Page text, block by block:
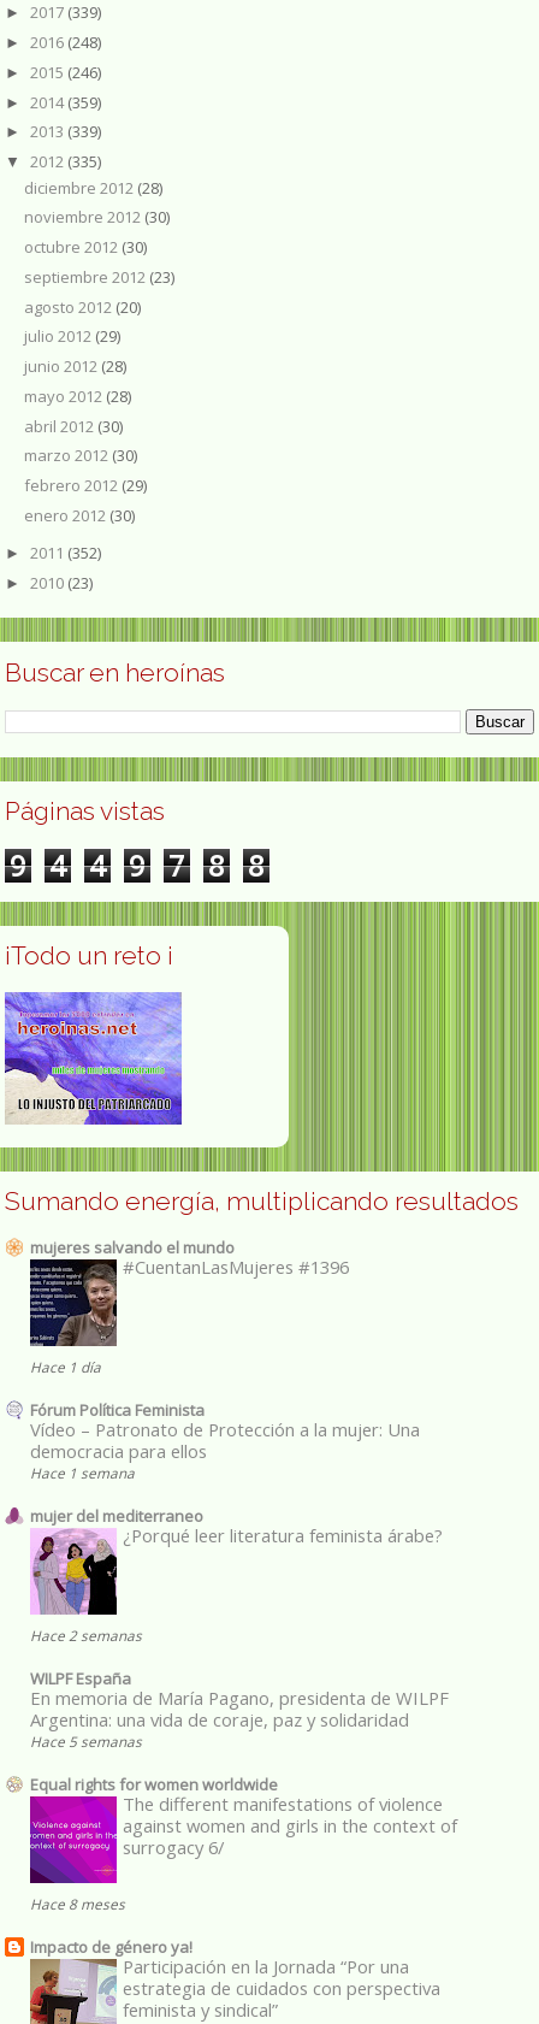
► 2017 (339)
► 2016 (248)
► 2015 (246)
► 2014(359)
► 2013 (339)
▼ 2012 (335)
diciembre 2012 (28)
noviembre 2012 (30)
octubre 2012 (30)
septiembre 2012 (23)
agosto 2012 (20)
julio 2012 (29)
junio 2012 (28)
mayo 2012 (28)
abril 2012 (30)
marzo 2012 (30)
febrero 2012 (29)
enero 2012 (30)
► 2011 (352)
► 2010 (23)
Buscar en heroínas
Páginas vistas
9 4 4 9 7 8 8
¡Todo un reto ¡
Sumando energía, multiplicando resultados
mujeres salvando el mundo
#CuentanLasMujeres #1396
Hace 1 día
Fórum Política Feminista
Vídeo – Patronato de Protección a la mujer: Una
democracia para ellos
Hace 1 semana
mujer del mediterraneo
¿Porqué leer literatura feminista árabe?
Hace 2 semanas
WILPF España
En memoria de María Pagano, presidenta de WILPF
Argentina: una vida de coraje, paz y solidaridad
Hace 5 semanas
Equal rights for women worldwide
The different manifestations of violence
against women and girls in the context of
surrogacy 6/
Hace 8 meses
Impacto de género ya!
Participación en la Jornada “Por una
estrategia de cuidados con perspectiva
feminista y sindical”